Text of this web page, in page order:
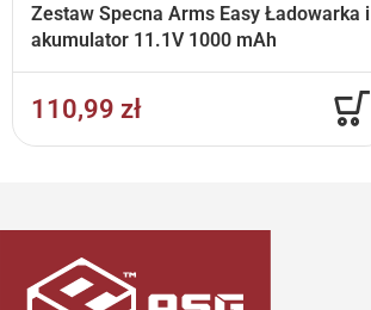
Zestaw Specna Arms Easy Ładowarka i
akumulator 11.1V 1000 mAh
110,99 zł